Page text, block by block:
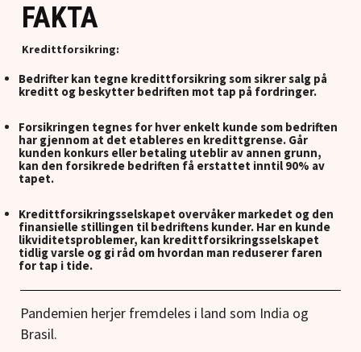
FAKTA
Kredittforsikring:
Bedrifter kan tegne kredittforsikring som sikrer salg på
kreditt og beskytter bedriften mot tap på fordringer.
Forsikringen tegnes for hver enkelt kunde som bedriften
har gjennom at det etableres en kredittgrense. Går
kunden konkurs eller betaling uteblir av annen grunn,
kan den forsikrede bedriften få erstattet inntil 90% av
tapet.
Kredittforsikringsselskapet overvåker markedet og den
finansielle stillingen til bedriftens kunder. Har en kunde
likviditetsproblemer, kan kredittforsikringsselskapet
tidlig varsle og gi råd om hvordan man reduserer faren
for tap i tide.
Pandemien herjer fremdeles i land som India og
Brasil.